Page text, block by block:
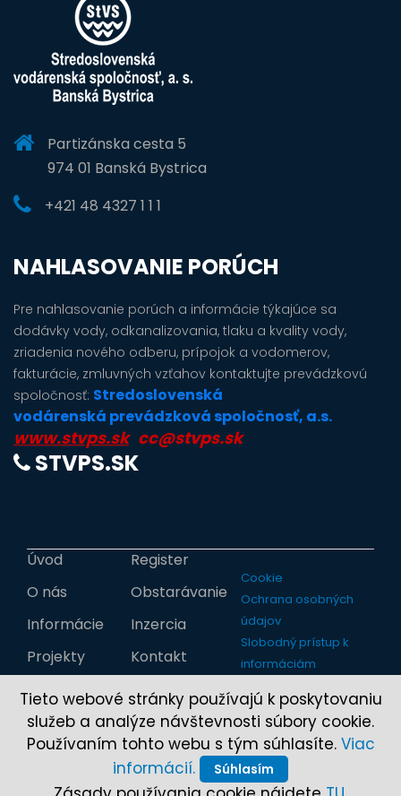
Partizánska cesta 5
974 01 Banská Bystrica
+421 48 4327 1 1 1
NAHLASOVANIE PORÚCH
Pre nahlasovanie porúch a informácie týkajúce sa
dodávky vody, odkanalizovania, tlaku a kvality vody,
zriadenia nového odberu, prípojok a vodomerov,
fakturácie, zmluvných vzťahov kontaktujte prevádzkovú
spoločnosť: Stredoslovenská
vodárenská prevádzková spoločnosť, a.s.
www.stvps.sk cc@stvps.sk
STVPS.SK
Úvod
O nás
Informácie
Projekty
Register
Obstarávanie
Inzercia
Kontakt
Cookie
Ochrana osobných
údajov
Slobodný prístup k
informáciám
Copyright © 2017-2026 StVS, a.s.
Tieto webové stránky používajú k poskytovaniu
služeb a analýze návštevnosti súbory cookie.
Používaním tohto webu s tým súhlasíte. Viac
informácií.
Súhlasím